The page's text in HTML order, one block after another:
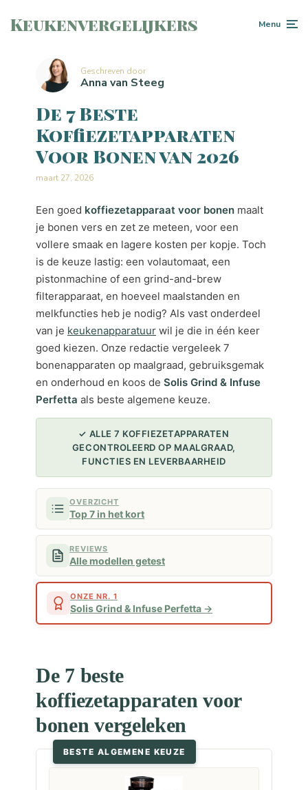
Keukenvergelijkers Menu
Geschreven door
Anna van Steeg
De 7 Beste
Koffiezetapparaten
Voor Bonen van 2026
maart 27, 2026
Een goed koffiezetapparaat voor bonen maalt
je bonen vers en zet ze meteen, voor een
vollere smaak en lagere kosten per kopje. Toch
is de keuze lastig: een volautomaat, een
pistonmachine of een grind-and-brew
filterapparaat, en hoeveel maalstanden en
melkfuncties heb je nodig? Als vast onderdeel
van je keukenapparatuur wil je die in één keer
goed kiezen. Onze redactie vergeleek 7
bonenapparaten op maalgraad, gebruiksgemak
en onderhoud en koos de Solis Grind & Infuse
Perfetta als beste algemene keuze.
✓ ALLE 7 KOFFIEZETAPPARATEN
GECONTROLEERD OP MAALGRAAD,
FUNCTIES EN LEVERBAARHEID
OVERZICHT
Top 7 in het kort
REVIEWS
Alle modellen getest
ONZE NR. 1
Solis Grind & Infuse Perfetta
De 7 beste
koffiezetapparaten voor
bonen vergeleken
BESTE ALGEMENE KEUZE